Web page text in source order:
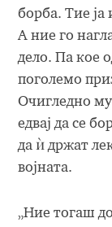
борба. Тие ја
А ние го
дело. Па кое
поголемо
Очигледно
едвај да се
да ѝ држат
војната.
„Ние тогаш